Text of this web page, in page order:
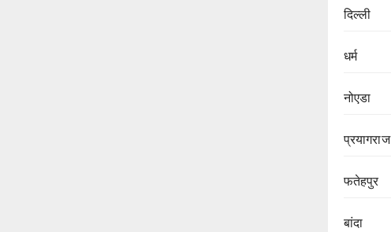
दिल्ली
धर्म
नोएडा
प्रयागराज
फतेहपुर
बांदा